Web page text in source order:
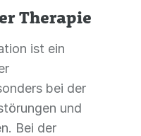
Therapie
ist ein
bei der
und
Bei der